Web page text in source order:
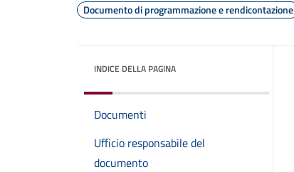
Documento di programmazione e rendicontazione
INDICE DELLA PAGINA
Documenti
Ufficio responsabile del
documento